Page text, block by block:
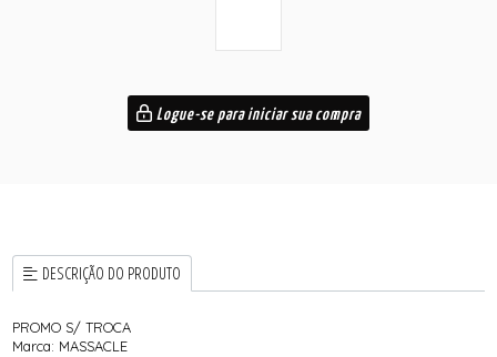
Logue-se para iniciar sua compra
DESCRIÇÃO DO PRODUTO
PROMO S/ TROCA
Marca: MASSACLE